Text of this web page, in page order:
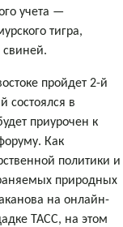
учета —
тигра,
пройдет 2-й
в
приурочен к
Как
политики и
природных
на онлайн-
ТАСС, на этом